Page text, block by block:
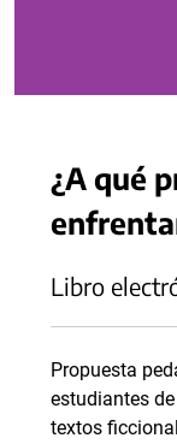
¿A qué
Libro
Propuesta
estudiantes
textos